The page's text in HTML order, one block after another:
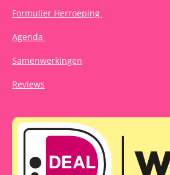
Formulier Herroeping
Agenda
Samenwerkingen
Reviews